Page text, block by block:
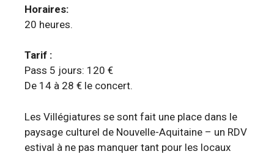
Horaires:
20 heures.
Tarif :
Pass 5 jours: 120 €
De 14 à 28 € le concert.
Les Villégiatures se sont fait une place dans le
paysage culturel de Nouvelle-Aquitaine – un RDV
estival à ne pas manquer tant pour les locaux